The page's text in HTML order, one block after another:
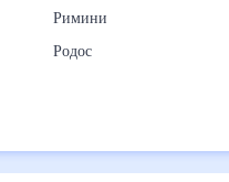
Римини
Родос